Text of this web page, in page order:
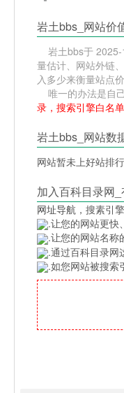
岩土bbs_网站价
岩土bbs于 2025-
量估计、网站外链
入多少来衡量站点
唯一的办法是自
录，搜索引擎白名单
岩土bbs_网站数
网站暂未上好站排
加入百科目录网
网址导航 ，搜素引
.让您的网站更快
.让您的网站名称
.通过百科目录网
.如您网站被搜索